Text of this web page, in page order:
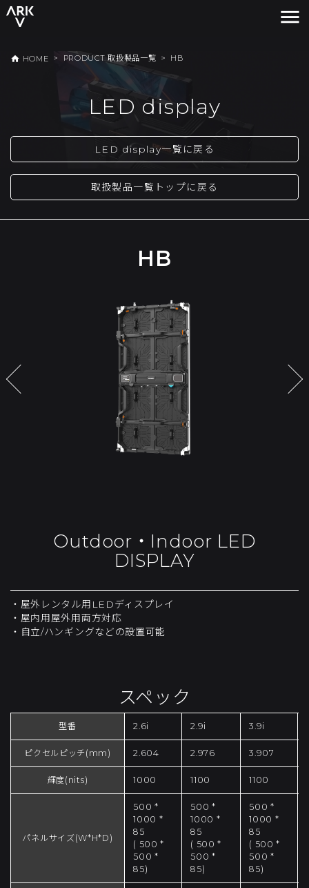
menu
home HOME > PRODUCT 取扱製品一覧 > HB
LED display
LED display一覧に戻る
取扱製品一覧トップに戻る
HB
Outdoor・Indoor LED
DISPLAY
・屋外レンタル用LEDディスプレイ
・屋内用屋外用両方対応
・自立/ハンギングなどの設置可能
スペック
型番 2.6i 2.9i 3.9i
ピクセルピッチ(mm) 2.604 2.976 3.907
輝度(nits) 1000 1100 1100
パネルサイズ(W*H*D)
500 *
1000 *
85
( 500 *
500 *
85)
500 *
1000 *
85
( 500 *
500 *
85)
500 *
1000 *
85
( 500 *
500 *
85)